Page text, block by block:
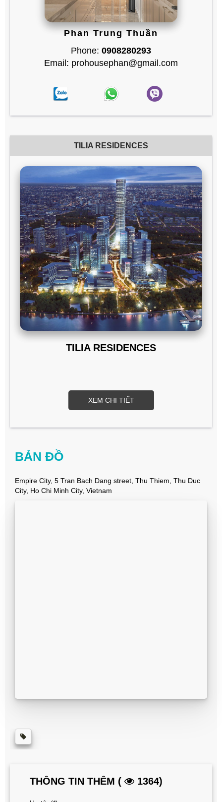
Phan Trung Thuần
Phone: 0908280293
Email: prohousephan@gmail.com
TILIA RESIDENCES
TILIA RESIDENCES
XEM CHI TIẾT
BẢN ĐỒ
Empire City, 5 Tran Bach Dang street, Thu Thiem, Thu Duc
City, Ho Chi Minh City, Vietnam
THÔNG TIN THÊM ( 1364)